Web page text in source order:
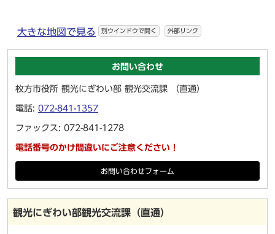
大きな地図で見る 別ウインドウで開く 外部リンク
お問い合わせ
枚方市役所 観光にぎわい部 観光交流課 （直通）
電話: 072-841-1357
ファックス: 072-841-1278
電話番号のかけ間違いにご注意ください！
お問い合わせフォーム
観光にぎわい部観光交流課（直通）